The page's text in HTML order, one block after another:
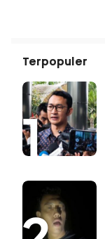
Terpopuler